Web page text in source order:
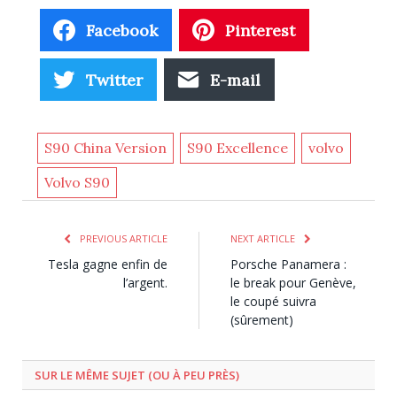
Facebook Pinterest
Twitter E-mail
S90 China Version S90 Excellence
volvo
Volvo S90
PREVIOUS ARTICLE
Tesla gagne enfin de
l’argent.
NEXT ARTICLE
Porsche Panamera :
le break pour Genève,
le coupé suivra
(sûrement)
SUR LE MÊME SUJET (OU À PEU PRÈS)